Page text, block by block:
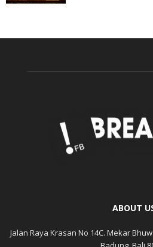
ABOUT
Jalan Raya Krasan No 14C. Mekar